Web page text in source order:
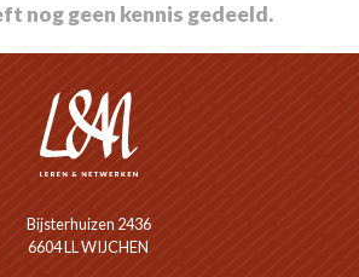
nog geen kennis gedeeld.
Bijsterhuizen 2436
6604 LL WIJCHEN